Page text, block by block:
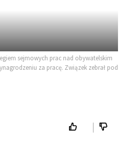
sejmowych prac nad obywatelskim
za pracę. Związek zebrał pod